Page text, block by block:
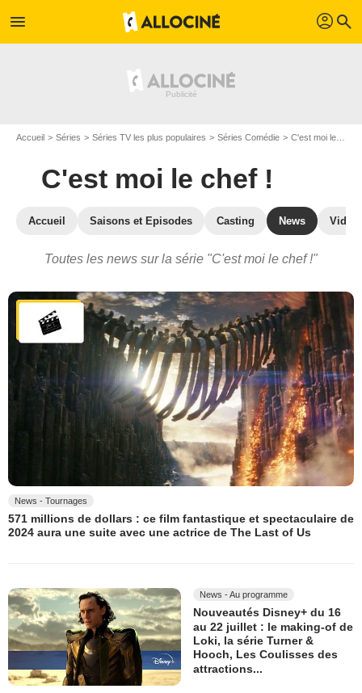
menu profil search
Accueil Séries Séries TV les plus populaires Séries Comédie C'est moi le chef !
C'est moi le chef !
Accueil Saisons et Episodes Casting News
Toutes les news sur la série "C'est moi le chef !"
News - Tournages
571 millions de dollars : ce film fantastique et spectaculaire de
2024 aura une suite avec une actrice de The Last of Us
News - Au programme
Nouveautés Disney+ du 16
au 22 juillet : le making-of de
Loki, la série Turner &
Hooch, Les Coulisses des
attractions...